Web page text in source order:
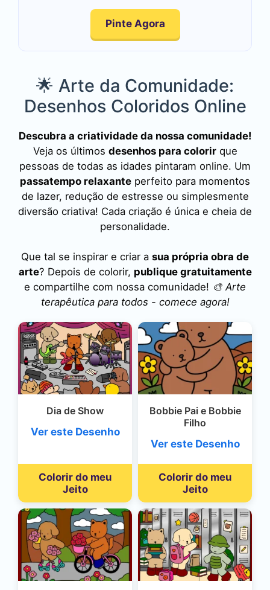
Pinte Agora
🌟 Arte da Comunidade:
Desenhos Coloridos Online
Descubra a criatividade da nossa comunidade!
Veja os últimos desenhos para colorirque
pessoas de todas as idades pintaram online. Um
passatempo relaxante perfeito para momentos
de lazer, redução de estresse ou simplesmente
diversão criativa! Cada criação é única e cheia de
personalidade.
Que tal se inspirar e criar a sua própria obra de
arte? Depois de colorir, publique gratuitamente
e compartilhe com nossa comunidade! 🎨 Arte
terapêutica para todos - comece agora!
Dia de Show
Ver este Desenho
Colorir do meu
Jeito
Bobbie Pai e Bobbie
Filho
Ver este Desenho
Colorir do meu
Jeito